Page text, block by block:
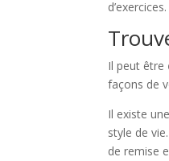
d’exercices.
Il peut être
façons de
Il existe
style de
de remise